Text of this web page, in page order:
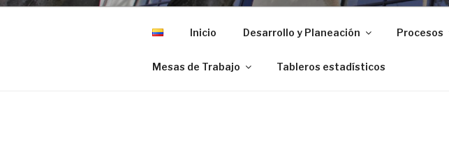
Inicio Desarrollo y Planeación Procesos
Mesas de Trabajo Tableros estadísticos